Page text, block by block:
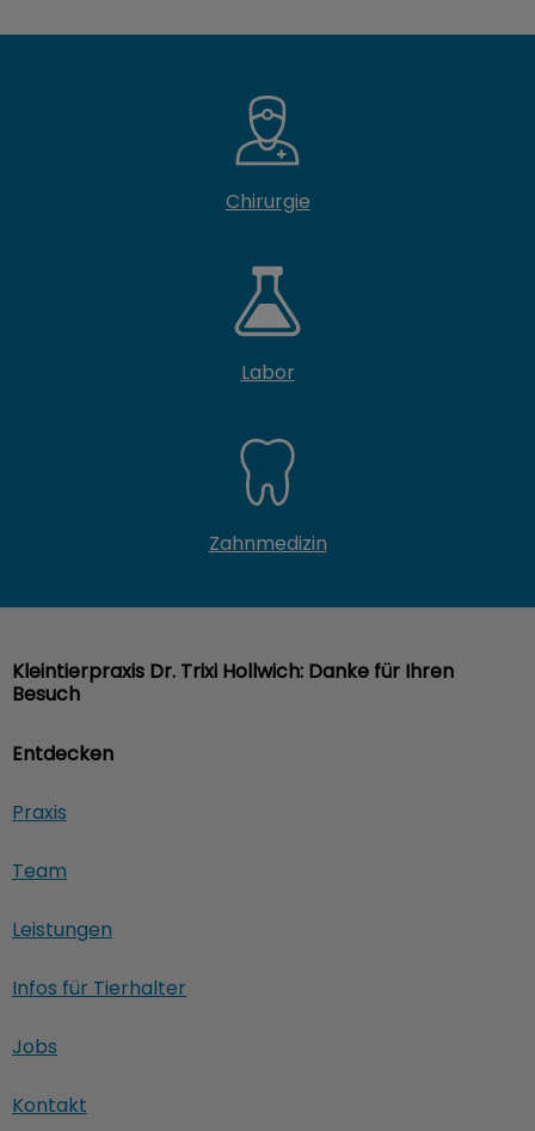
Chirurgie
Labor
Zahnmedizin
Entdecken
Praxis
Team
Leistungen
Infos für Tierhalter
Jobs
Kontakt
Kleintierpraxis Dr. Trixi Hollwich: Danke für Ihren
Besuch